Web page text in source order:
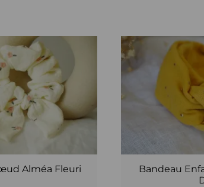
Alméa Fleuri
Bandeau